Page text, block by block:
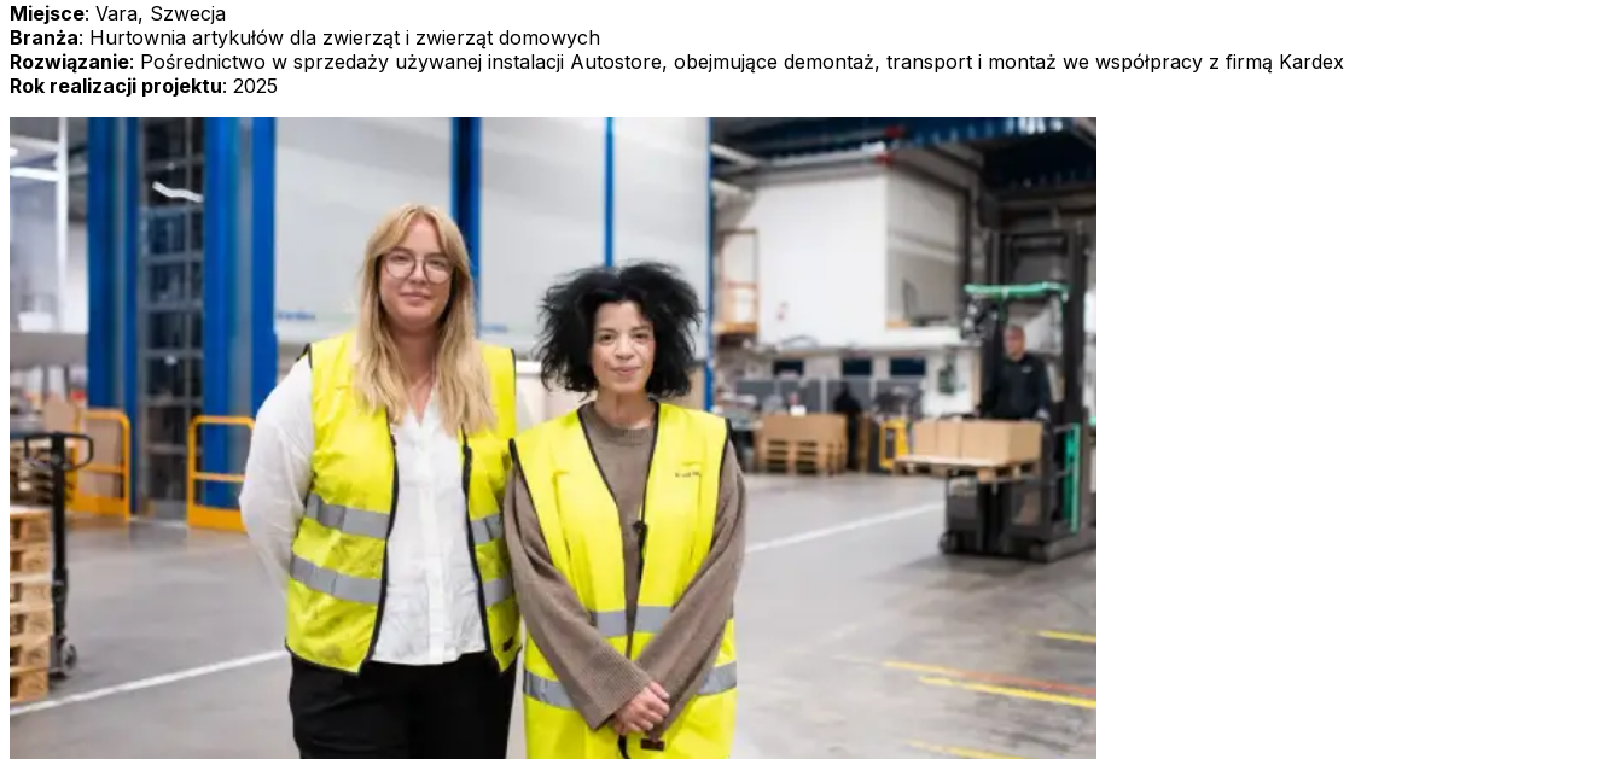
Miejsce: Vara, Szwecja
Branża: Hurtownia artykułów dla zwierząt i zwierząt domowych
Rozwiązanie: Pośrednictwo w sprzedaży używanej instalacji Autostore, obejmujące demontaż, transport i montaż we współpracy z firmą Kardex
Rok realizacji projektu: 2025